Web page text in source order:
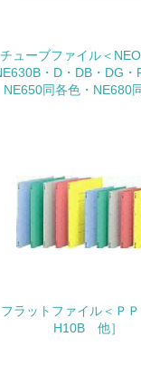
献
目
る
ている
チューブファイル＜
・D・DB・DG・
NE650同各色・NE680
フラットファイル＜Ｐ
H10B 他］